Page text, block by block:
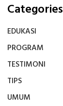
Categories
EDUKASI
PROGRAM
TESTIMONI
TIPS
UMUM